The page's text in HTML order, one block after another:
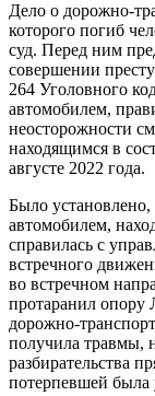
Дело о дорожно-
которого погиб
суд. Перед ним
совершении
264 Уголовного
автомобилем,
неосторожности
находящимся в
августе 2022 года.
Было установлено,
автомобилем,
справилась с
встречного
во встречном
протаранил опору
дорожно-
получила травмы,
разбирательства
потерпевшей была